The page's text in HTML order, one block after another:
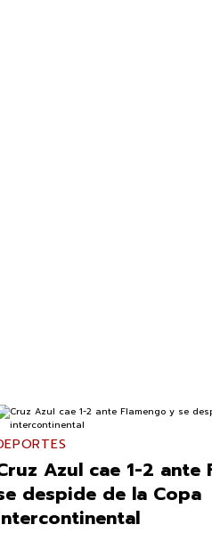
Azul cae 1-2 ante
despide de la Copa